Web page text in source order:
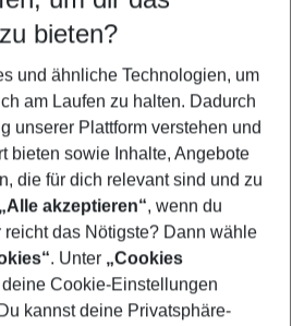
5-8 Nächte
Kinder
anzeigen
bieten?
und ähnliche Technologien, um
am Laufen zu halten. Dadurch
unserer Plattform verstehen und
bieten sowie Inhalte, Angebote
die für dich relevant sind und zu
„Alle akzeptieren“, wenn du
das Nötigste? Dann wähle
. Unter „Cookies
Cookie-Einstellungen
kannst deine Privatsphäre-